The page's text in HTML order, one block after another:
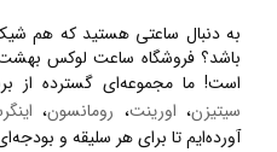
به دنبال ساعتی هستید که هم
باشد؟ فروشگاه ساعت لوکس بهشت
است! ما مجموعه‌ای گسترده از
سیتیزن، اورینت، رومانسون،
آورده‌ایم تا برای هر سلیقه و